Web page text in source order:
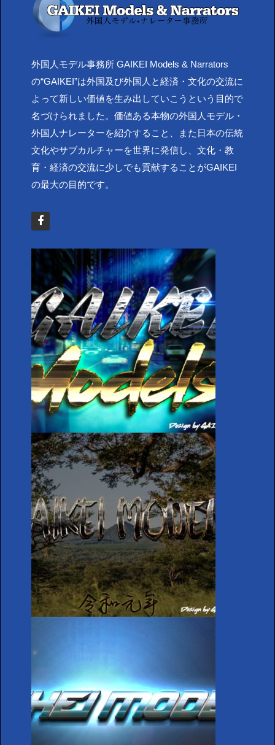
外国人モデル事務所 GAIKEI Models & Narrators
の“GAIKEI”は外国及び外国人と経済・文化の交流に
よって新しい価値を生み出していこうという目的で
名づけられました。価値ある本物の外国人モデル・
外国人ナレーターを紹介すること、また日本の伝統
文化やサブカルチャーを世界に発信し、文化・教
育・経済の交流に少しでも貢献することがGAIKEI
の最大の目的です。